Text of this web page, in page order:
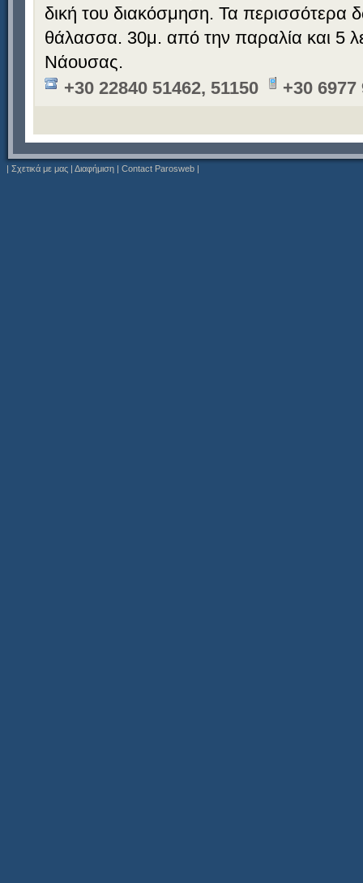
δική του διακόσμηση. Τα περισσότερα
θάλασσα. 30μ. από την παραλία και 5
Νάουσας.
+30 22840 51462, 51150
+30 6977
| Σχετικά με μας | Διαφήμιση | Contact Parosweb |